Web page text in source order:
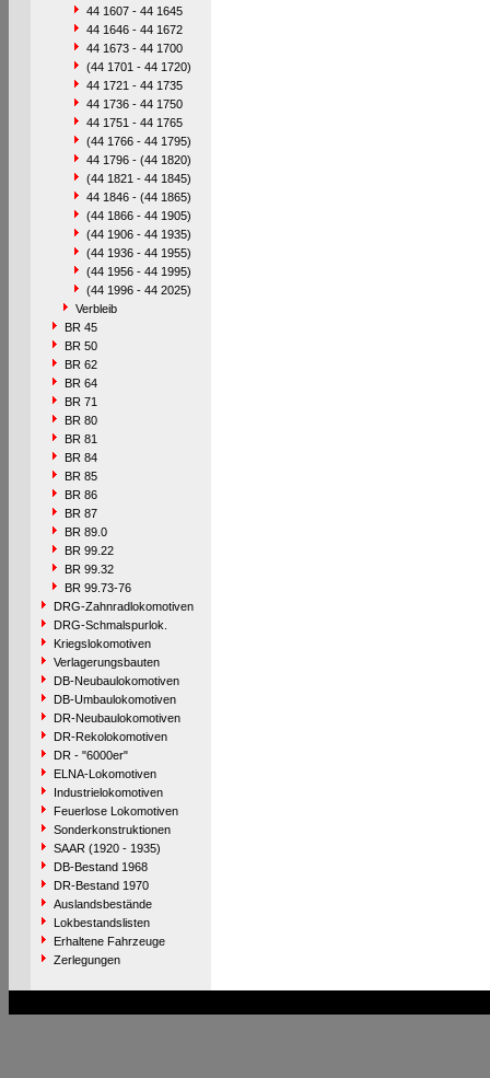
44 1607 - 44 1645
44 1646 - 44 1672
44 1673 - 44 1700
(44 1701 - 44 1720)
44 1721 - 44 1735
44 1736 - 44 1750
44 1751 - 44 1765
(44 1766 - 44 1795)
44 1796 - (44 1820)
(44 1821 - 44 1845)
44 1846 - (44 1865)
(44 1866 - 44 1905)
(44 1906 - 44 1935)
(44 1936 - 44 1955)
(44 1956 - 44 1995)
(44 1996 - 44 2025)
Verbleib
BR 45
BR 50
BR 62
BR 64
BR 71
BR 80
BR 81
BR 84
BR 85
BR 86
BR 87
BR 89.0
BR 99.22
BR 99.32
BR 99.73-76
DRG-Zahnradlokomotiven
DRG-Schmalspurlok.
Kriegslokomotiven
Verlagerungsbauten
DB-Neubaulokomotiven
DB-Umbaulokomotiven
DR-Neubaulokomotiven
DR-Rekolokomotiven
DR - "6000er"
ELNA-Lokomotiven
Industrielokomotiven
Feuerlose Lokomotiven
Sonderkonstruktionen
SAAR (1920 - 1935)
DB-Bestand 1968
DR-Bestand 1970
Auslandsbestände
Lokbestandslisten
Erhaltene Fahrzeuge
Zerlegungen